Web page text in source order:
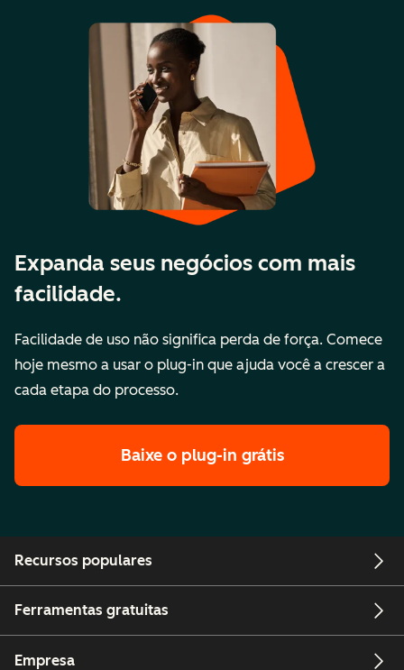
Expanda seus negócios com mais
facilidade.
Facilidade de uso não significa perda de força. Comece
hoje mesmo a usar o plug-in que ajuda você a crescer a
cada etapa do processo.
Baixe o plug-in grátis
Recursos populares
Ferramentas gratuitas
Empresa